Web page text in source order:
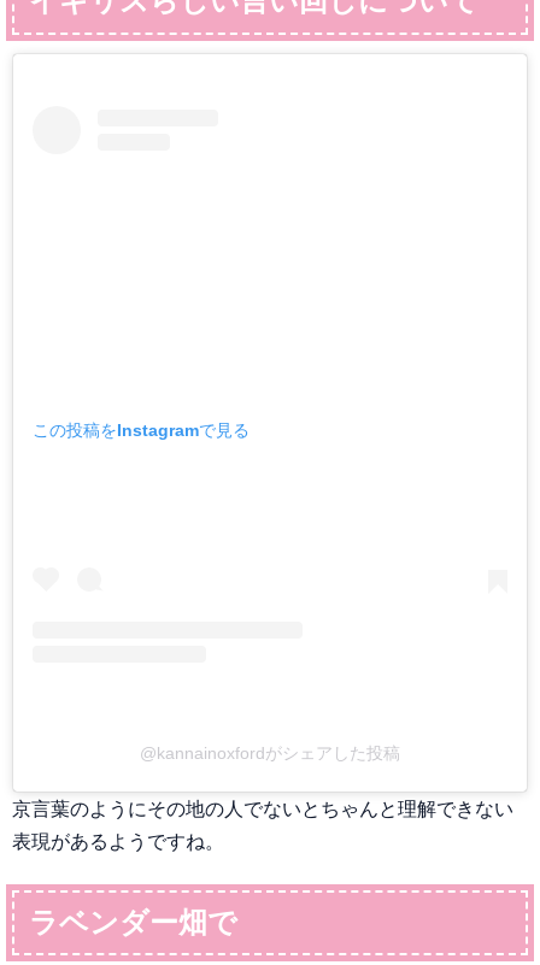
この投稿をInstagramで見る
@kannainoxfordがシェアした投稿
京言葉のようにその地の人でないとちゃんと理解できない
表現があるようですね。
ラベンダー畑で